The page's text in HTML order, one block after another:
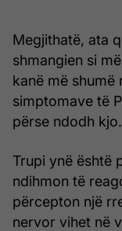
Megjithatë, ata
shmangien si
kanë më
simptomave të
përse ndodh kjo.
Trupi ynë është
ndihmon të
përcepton një
nervor vihet në